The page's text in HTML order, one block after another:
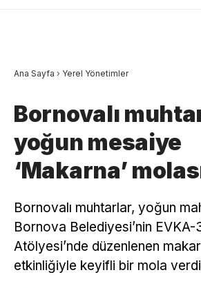
Ana Sayfa › Yerel Yönetimler
Bornovalı
yoğun mesaiye
‘Makarna’
Bornovalı muhtarlar, yoğun
Bornova Belediyesi’nin EVKA-
Atölyesi’nde düzenlenen
etkinliğiyle keyifli bir mola